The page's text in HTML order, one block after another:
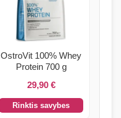
OstroVit 100% Whey
Protein 700 g
29,90 €
Rinktis savybes